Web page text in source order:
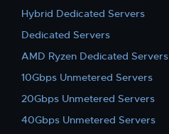
Hybrid Dedicated Servers
Dedicated Servers
AMD Ryzen Dedicated Servers
10Gbps Unmetered Servers
20Gbps Unmetered Servers
40Gbps Unmetered Servers